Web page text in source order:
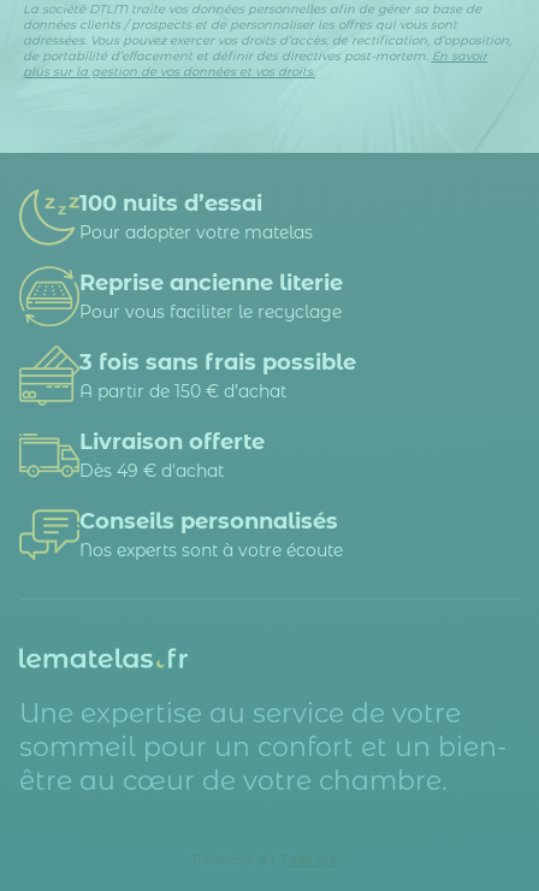
La société DTLM traite vos données personnelles afin de gérer sa base de
données clients / prospects et de personnaliser les offres qui vous sont
adressées. Vous pouvez exercer vos droits d’accès, de rectification, d’opposition,
de portabilité d’effacement et définir des directives post-mortem. En savoir
plus sur la gestion de vos données et vos droits.
100 nuits d’essai
Pour adopter votre matelas
Reprise ancienne literie
Pour vous faciliter le recyclage
3 fois sans frais possible
A partir de 150 € d’achat
Livraison offerte
Dès 49 € d'achat
Conseils personnalisés
Nos experts sont à votre écoute
Une expertise au service de votre
sommeil pour un confort et un bien-
être au cœur de votre chambre.